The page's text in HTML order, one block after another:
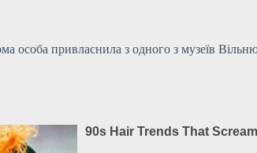
привласнила з одного з музеїв